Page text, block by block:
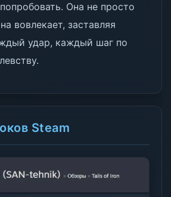
Она не просто
вовлекает, заставляя
удар, каждый шаг по
Steam